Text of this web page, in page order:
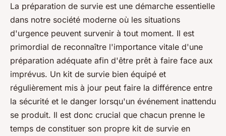
La préparation de survie est une démarche essentielle
dans notre société moderne où les situations
d'urgence peuvent survenir à tout moment. Il est
primordial de reconnaître l'importance vitale d'une
préparation adéquate afin d'être prêt à faire face aux
imprévus. Un kit de survie bien équipé et
régulièrement mis à jour peut faire la différence entre
la sécurité et le danger lorsqu'un événement inattendu
se produit. Il est donc crucial que chacun prenne le
temps de constituer son propre kit de survie en